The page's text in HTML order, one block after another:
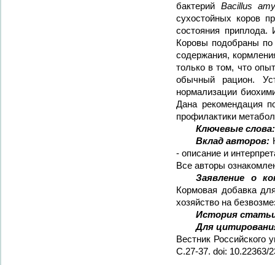
бактерий Bacillus
сухостойных коров
состояния приплода.
Коровы подобраны по
содержания,
только в том, что
обычный рацион.
нормализации
Дана рекомендация
профилактики
Ключевые слова:
Вклад авторов:
- описание и
Все авторы
Заявление о
Кормовая добавка
хозяйство на
История
Для
Вестник
C.27-37. doi: 10.22363/